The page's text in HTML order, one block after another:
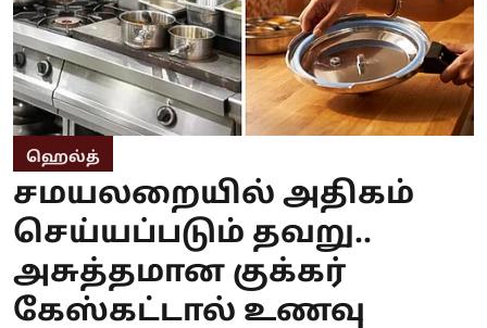
ஹெல்த்
சமயலறையில் அதிகம்
செய்யப்படும் தவறு..
அசுத்தமான குக்கர்
கேஸ்கட்டால் உணவு